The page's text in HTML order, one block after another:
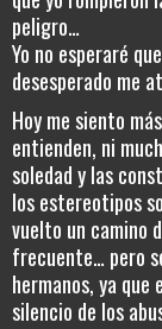
peligro…
Yo no esperaré
desesperado me
Hoy me siento
entienden, ni
soledad y las
los estereotipos
vuelto un camino
frecuente… pero
hermanos, ya que
silencio de los